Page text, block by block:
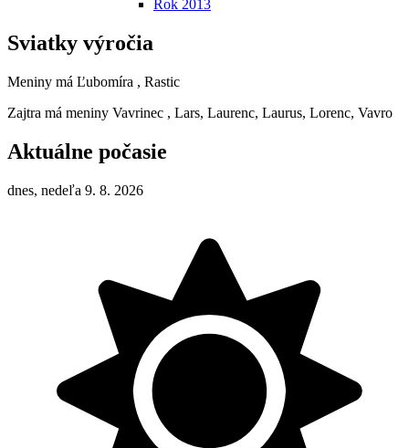
Rok 2013
Sviatky výročia
Meniny má Ľubomíra , Rastic
Zajtra má meniny Vavrinec , Lars, Laurenc, Laurus, Lorenc, Vavro
Aktuálne počasie
dnes, nedeľa 9. 8. 2026